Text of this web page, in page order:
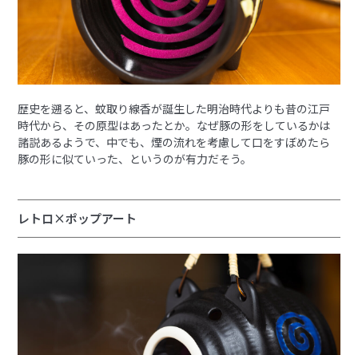
歴史を遡ると、蚊取り線香が誕生した明治時代よりも昔の江戸
時代から、その原型はあったとか。なぜ豚の形をしているかは
諸説あるようで、中でも、煙の流れを考慮して口をすぼめたら
豚の形に似ていった、というのが有力だそう。
レトロ×ポップアート